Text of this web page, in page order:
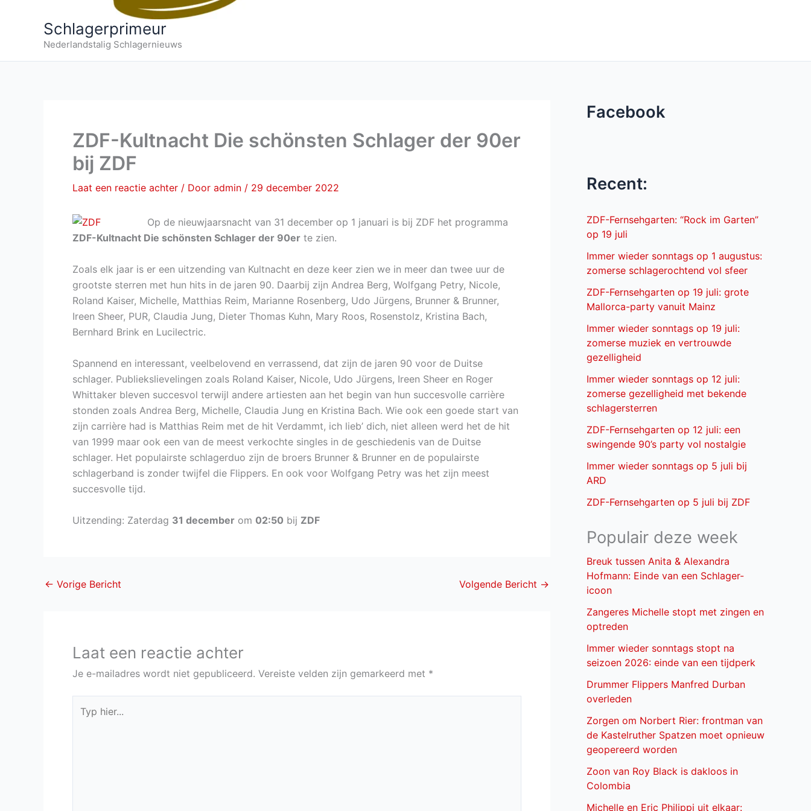
Schlagerprimeur
Nederlandstalig Schlagernieuws
ZDF-Kultnacht Die schönsten Schlager der 90er
bij ZDF
Laat een reactie achter / Door admin / 29 december 2022
Op de nieuwjaarsnacht van 31 december op 1 januari is bij ZDF het programma
ZDF-Kultnacht Die schönsten Schlager der 90er te zien.
Zoals elk jaar is er een uitzending van Kultnacht en deze keer zien we in meer dan twee uur de
grootste sterren met hun hits in de jaren 90. Daarbij zijn Andrea Berg, Wolfgang Petry, Nicole,
Roland Kaiser, Michelle, Matthias Reim, Marianne Rosenberg, Udo Jürgens, Brunner & Brunner,
Ireen Sheer, PUR, Claudia Jung, Dieter Thomas Kuhn, Mary Roos, Rosenstolz, Kristina Bach,
Bernhard Brink en Lucilectric.
Spannend en interessant, veelbelovend en verrassend, dat zijn de jaren 90 voor de Duitse
schlager. Publiekslievelingen zoals Roland Kaiser, Nicole, Udo Jürgens, Ireen Sheer en Roger
Whittaker bleven succesvol terwijl andere artiesten aan het begin van hun succesvolle carrière
stonden zoals Andrea Berg, Michelle, Claudia Jung en Kristina Bach. Wie ook een goede start van
zijn carrière had is Matthias Reim met de hit Verdammt, ich lieb’ dich, niet alleen werd het de hit
van 1999 maar ook een van de meest verkochte singles in de geschiedenis van de Duitse
schlager. Het populairste schlagerduo zijn de broers Brunner & Brunner en de populairste
schlagerband is zonder twijfel die Flippers. En ook voor Wolfgang Petry was het zijn meest
succesvolle tijd.
Uitzending: Zaterdag 31 december om 02:50 bij ZDF
← Vorige Bericht Volgende Bericht →
Laat een reactie achter
Je e-mailadres wordt niet gepubliceerd. Vereiste velden zijn gemarkeerd met *
hier...
Facebook
Recent:
ZDF-Fernsehgarten: “Rock im Garten”
op 19 juli
Immer wieder sonntags op 1 augustus:
zomerse schlagerochtend vol sfeer
ZDF-Fernsehgarten op 19 juli: grote
Mallorca-party vanuit Mainz
Immer wieder sonntags op 19 juli:
zomerse muziek en vertrouwde
gezelligheid
Immer wieder sonntags op 12 juli:
zomerse gezelligheid met bekende
schlagersterren
ZDF-Fernsehgarten op 12 juli: een
swingende 90’s party vol nostalgie
Immer wieder sonntags op 5 juli bij
ARD
ZDF-Fernsehgarten op 5 juli bij ZDF
Populair deze week
Breuk tussen Anita & Alexandra
Hofmann: Einde van een Schlager-
icoon
Zangeres Michelle stopt met zingen en
optreden
Immer wieder sonntags stopt na
seizoen 2026: einde van een tijdperk
Drummer Flippers Manfred Durban
overleden
Zorgen om Norbert Rier: frontman van
de Kastelruther Spatzen moet opnieuw
geopereerd worden
Zoon van Roy Black is dakloos in
Colombia
Michelle en Eric Philippi uit elkaar: